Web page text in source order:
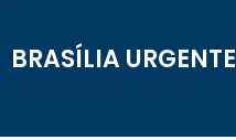
BRASÍLIA URGENTE